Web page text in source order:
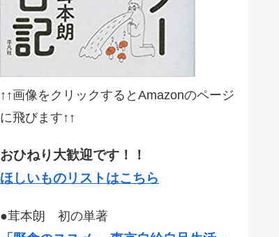
↑↑画像をクリックするとAmazonのページ
に飛びます↑↑
おひねり大歓迎です！！
ほしいものリストはこちら
●茸本朗 初の単著